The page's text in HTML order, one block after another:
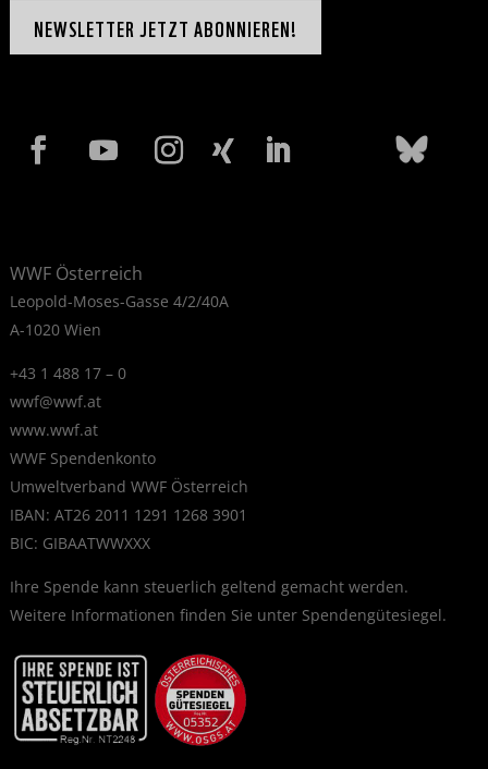
NEWSLETTER JETZT ABONNIEREN!
WWF Österreich
Leopold-Moses-Gasse 4/2/40A
A-1020 Wien
+43 1 488 17 – 0
wwf@wwf.at
www.wwf.at
WWF Spendenkonto
Umweltverband WWF Österreich
IBAN: AT26 2011 1291 1268 3901
BIC: GIBAATWWXXX
Ihre Spende kann steuerlich geltend gemacht werden.
Weitere Informationen finden Sie unter Spendengütesiegel.